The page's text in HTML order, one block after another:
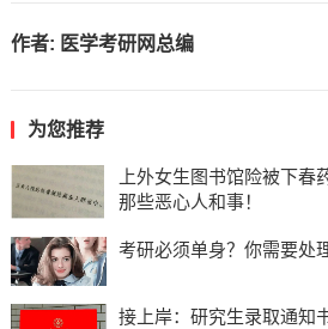
作者: 医学考研网总编
为您推荐
上外女生图书馆险被下春
那些恶心人和事！
考研必须单身？你需要处
接上岸：研究生录取通知